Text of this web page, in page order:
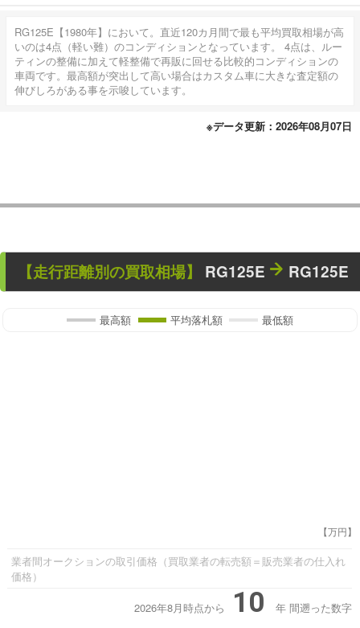
RG125E【1980年】において。直近120カ月間で最も平均買取相場が高
いのは4点（軽い難）のコンディションとなっています。 4点は、ルー
ティンの整備に加えて軽整備で再販に回せる比較的コンディションの
車両です。最高額が突出して高い場合はカスタム車に大きな査定額の
伸びしろがある事を示唆しています。
※データ更新：2026年08月07日
【走行距離別の買取相場】 RG125E RG125E
最高額 平均落札額 最低額
【万円】
業者間オークションの取引価格（買取業者の転売額＝販売業者の仕入れ
価格）
2026年8月時点から 10 年 間遡った数字